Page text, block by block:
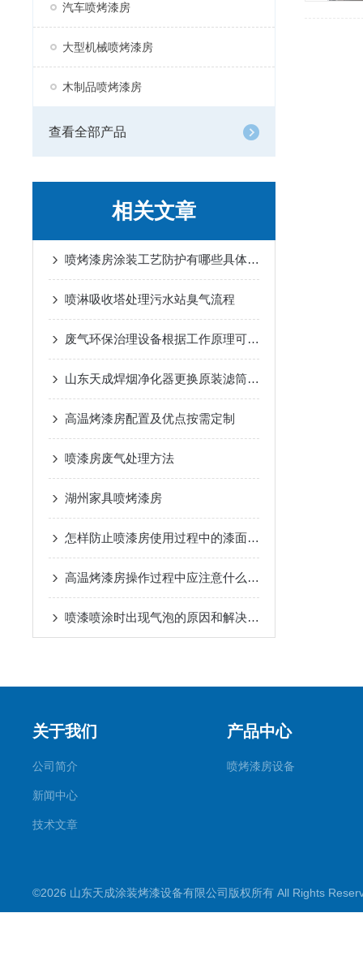
汽车喷烤漆房
大型机械喷烤漆房
木制品喷烤漆房
查看全部产品
相关文章
喷烤漆房涂装工艺防护有哪些具体的要求？
喷淋吸收塔处理污水站臭气流程
废气环保治理设备根据工作原理可以如何分类
山东天成焊烟净化器更换原装滤筒的重要性
高温烤漆房配置及优点按需定制
喷漆房废气处理方法
湖州家具喷烤漆房
怎样防止喷漆房使用过程中的漆面污染
高温烤漆房操作过程中应注意什么呢？
喷漆喷涂时出现气泡的原因和解决方法
关于我们
公司简介
新闻中心
技术文章
产品中心
喷烤漆房设备
©2026 山东天成涂装烤漆设备有限公司版权所有 All Rights